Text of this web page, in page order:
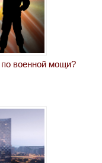
по военной мощи?